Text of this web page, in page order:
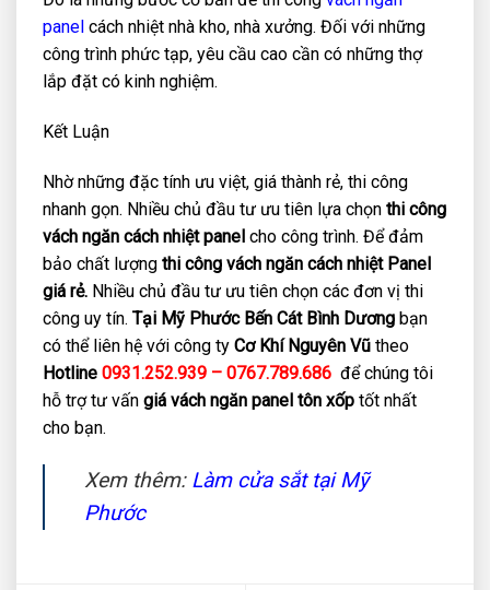
panel cách nhiệt nhà kho, nhà xưởng. Đối với những
công trình phức tạp, yêu cầu cao cần có những thợ
lắp đặt có kinh nghiệm.
Kết Luận
Nhờ những đặc tính ưu việt, giá thành rẻ, thi công
nhanh gọn. Nhiều chủ đầu tư ưu tiên lựa chọn thi công
vách ngăn cách nhiệt panel cho công trình. Để đảm
bảo chất lượng thi công vách ngăn cách nhiệt Panel
giá rẻ. Nhiều chủ đầu tư ưu tiên chọn các đơn vị thi
công uy tín. Tại Mỹ Phước Bến Cát Bình Dương bạn
có thể liên hệ với công ty Cơ Khí Nguyên Vũ theo
Hotline 0931.252.939 – 0767.789.686 để chúng tôi
hỗ trợ tư vấn giá vách ngăn panel tôn xốp tốt nhất
cho bạn.
Xem thêm: Làm cửa sắt tại Mỹ
Phước